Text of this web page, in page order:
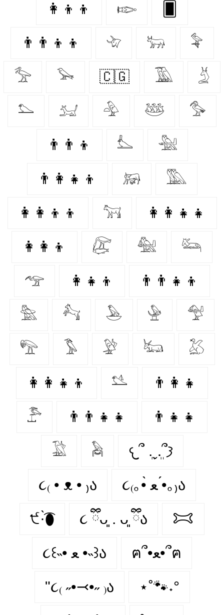
👩‍👦‍👦 𓆢
👨‍👨‍👦‍👦 𓄀 𓃒 𓅝
𓅡 𓅨 🇨🇬 𓅀 𓄄
𓅌 𓃫 𓅲 𓅸 𓅜
👨‍👨‍👦 𓅏 𓅖
👨‍👩‍👧‍👦 𓃖 𓅔
👩‍👩‍👦‍👦 𓃙 👩‍👩‍👧‍👧
👩‍👩‍👦 𓅻 𓅕 𓃛
𓅠 👩‍👧‍👦 👨‍👨‍👧‍👦
𓅗 𓃚 𓅅 𓅈 𓅵
𓅟 𓅣 𓅶 𓃜 𓅷
👩‍👩‍👧‍👦 𓅎 👨‍👩‍👧
𓅤 👨‍👨‍👧‍👧 👨‍👧‍👧
𓅁 𓅉 𐔌՞ ܸ.ˬ.ܸ՞𐦯
૮₍ • ᴥ • ₎ა ૮₍｡•̀ ﻌ •́｡₎ა
੯·̀͡⬮ ૮ ྀིᴗ͈ . ᴗ͈ ྀིა 𐂯
૮꒰˵• ﻌ •˵꒱ა ฅ՞•ﻌ•՞ฅ
"૮₍ ˶•⤙•˶ ₎ა ⋆˚🐾˖°